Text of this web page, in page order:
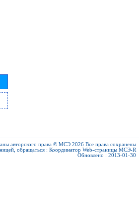
авторского права © МСЭ 2026 Все права сохранены
обращаться : Координатор Web-страницы МСЭ-R
Обновлено : 2013-01-30